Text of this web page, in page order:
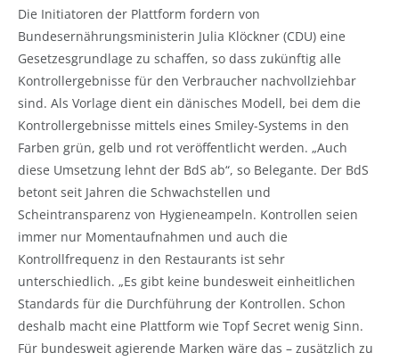
Die Initiatoren der Plattform fordern von
Bundesernährungsministerin Julia Klöckner (CDU) eine
Gesetzesgrundlage zu schaffen, so dass zukünftig alle
Kontrollergebnisse für den Verbraucher nachvollziehbar
sind. Als Vorlage dient ein dänisches Modell, bei dem die
Kontrollergebnisse mittels eines Smiley-Systems in den
Farben grün, gelb und rot veröffentlicht werden. „Auch
diese Umsetzung lehnt der BdS ab“, so Belegante. Der BdS
betont seit Jahren die Schwachstellen und
Scheintransparenz von Hygieneampeln. Kontrollen seien
immer nur Momentaufnahmen und auch die
Kontrollfrequenz in den Restaurants ist sehr
unterschiedlich. „Es gibt keine bundesweit einheitlichen
Standards für die Durchführung der Kontrollen. Schon
deshalb macht eine Plattform wie Topf Secret wenig Sinn.
Für bundesweit agierende Marken wäre das – zusätzlich zu